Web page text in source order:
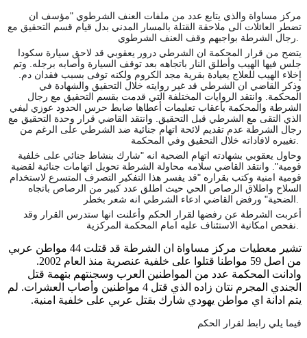
مركز مساواة والذي يتابع عدد من ملفات العنف الشرطوي "مؤسف ان
تضطر العائلات الى ملاحقة القتلة بالمسار المدني بدل قيام قسم التحقيق مع
يتضح من قرار المحكمة ان الشرطي درور يعقوبي قد لاحق سيارة سكودا
جلس فيها الهيب وأطلق النار باتجاهه بعد توقف السيارة وأصابه برجله. وتم
إخلاء الهيب للعلاج يعيادة بقرية مجد الكروم ولكنه توفى بسبب فقدان دم.
وذكر القاضي ان الشرطي قد غير روايته خلال التحقيق والشهادة في
المحكمة. وانتقد الروايات المختلفة التي قدمت بقسم التحقيق مع رجال
الشرطة والمحكمة بأعقاب تعليمات أعطاها ضابط حرس الحدود عوزي ليفي
الذي التقى مع الشرطي قبل التحقيق. وانتقد القاضي قرار وحدة التحقيق مع
رجال الشرطة عدم تقديم لائحة اتهام جنائية ضد الشرطي على الرغم من
وحاول يعقوبي بشهادته اتهام الضحية انه "شارك بنشاط جنائي على خلفية
قومية". وانتقد القاضي سلامه محاولة الشرطة تحويل اتهامات جنائية لقضية
قومية امنية وكتب بقراره "قد يفسر هذا التفكير التصرف المتسرع لاستخدام
السلاح واطلاق الرصاص الحي حيث اطلق عدد كبير من الرصاص باتجاه
أعربت الشرطة عن رفضها لقرار الحكم وأعلنت انها ستدرس القرار وقد
تشير معطيات مركز مساواة ان الشرطة قد قتلت 44 مواطن عربي
من اصل 59 مواطنا قتلوا على خلفية عنصرية منذ العام 2002.
وادانت المحكمة عدد من المواطنين العرب وسجنتهم بتهمة قتل
الجندي المجرم نتان زاده الذي قتل 4 مواطنين وأصاب العشرات. لم
يتم ادانة اي مواطن يهودي شارك بقتل عربي على خلفية امنية.
فيما يلي رابط لقرار الحكم